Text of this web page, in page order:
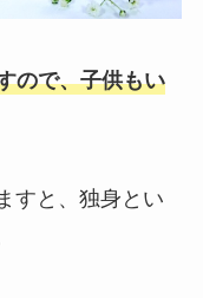
ので、子供もい
すと、独身とい